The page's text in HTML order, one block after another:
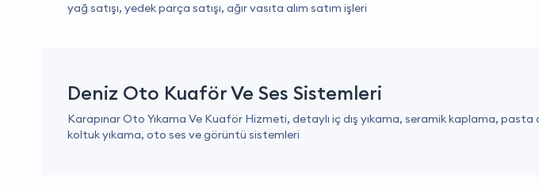
yağ satışı, yedek parça satışı, ağır vasıta alım satım işleri
Deniz Oto Kuaför Ve Ses Sistemleri
Karapınar Oto Yıkama Ve Kuaför Hizmeti, detaylı iç dış yıkama, seramik kaplama,
koltuk yıkama, oto ses ve görüntü sistemleri